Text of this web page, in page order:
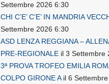
Settembre 2026 6:30
CHI C’E’ C’E’ IN MANDRIA
Settembre 2026 6:30
ASD LENZA REGGIANA –
PRE-REGIONALE il 3 Settembre
3ª PROVA TROFEO EMILIA
COLPO GIRONE Ail 6